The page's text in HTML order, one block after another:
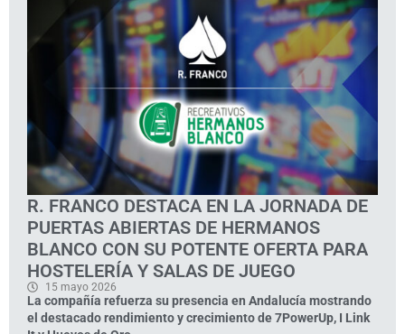
R. FRANCO DESTACA EN LA JORNADA DE
PUERTAS ABIERTAS DE HERMANOS
BLANCO CON SU POTENTE OFERTA PARA
HOSTELERÍA Y SALAS DE JUEGO
15 mayo 2026
La compañía refuerza su presencia en Andalucía mostrando
el destacado rendimiento y crecimiento de 7PowerUp, I Link